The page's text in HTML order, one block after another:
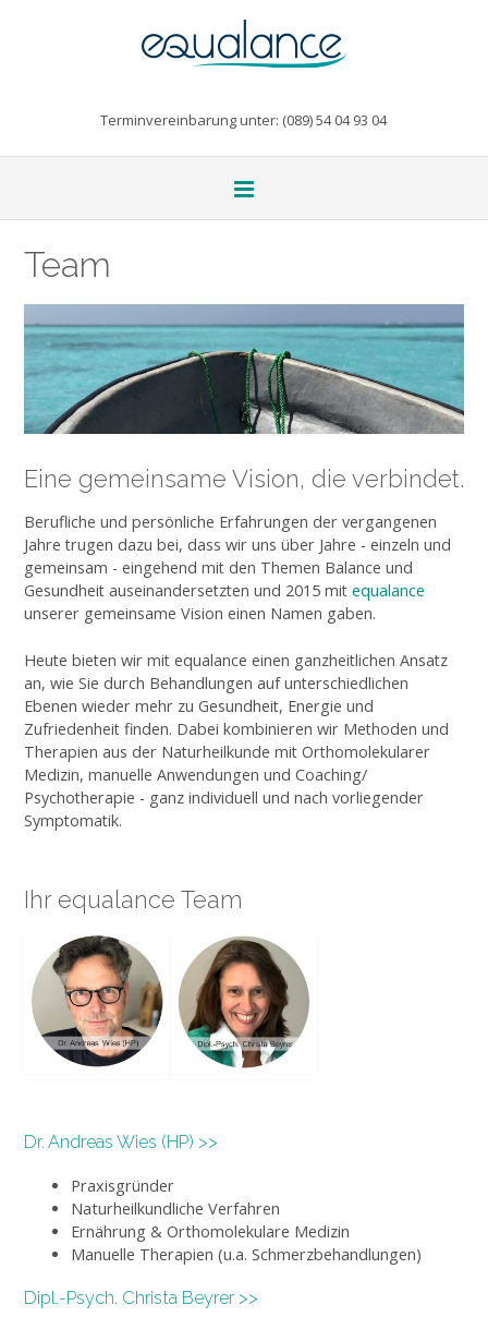
Terminvereinbarung unter: (089) 54 04 93 04
Team
Eine gemeinsame Vision, die verbindet.
Berufliche und persönliche Erfahrungen der vergangenen
Jahre trugen dazu bei, dass wir uns über Jahre - einzeln und
gemeinsam - eingehend mit den Themen Balance und
Gesundheit auseinandersetzten und 2015 mit equalance
unserer gemeinsame Vision einen Namen gaben.
Heute bieten wir mit equalance einen ganzheitlichen Ansatz
an, wie Sie durch Behandlungen auf unterschiedlichen
Ebenen wieder mehr zu Gesundheit, Energie und
Zufriedenheit finden. Dabei kombinieren wir Methoden und
Therapien aus der Naturheilkunde mit Orthomolekularer
Medizin, manuelle Anwendungen und Coaching/
Psychotherapie - ganz individuell und nach vorliegender
Symptomatik.
Ihr equalance Team
Dr. Andreas Wies (HP) >>
Praxisgründer
Naturheilkundliche Verfahren
Ernährung & Orthomolekulare Medizin
Manuelle Therapien (u.a. Schmerzbehandlungen)
Dipl.-Psych. Christa Beyrer >>